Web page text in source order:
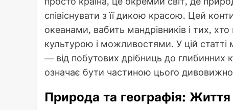
співіснувати з її дикою красою. Цей
океанами, вабить мандрівників і тих,
культурою і можливостями. У цій статті
— від побутових дрібниць до глибинних
означає бути частиною цього
Природа та географія: